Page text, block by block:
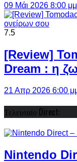
09 Μάι 2026 8:00 μμ
7.5
[Review]
Dream : η
21 Απρ 2026 6:00
Τελευταίο Direct:
Nintendo